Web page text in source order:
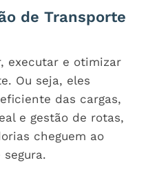
de Transporte
executar e otimizar
Ou seja, eles
das cargas,
e gestão de rotas,
cheguem ao